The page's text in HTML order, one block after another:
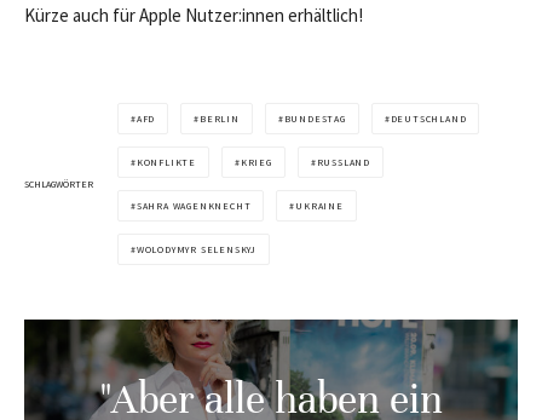
Kürze auch für Apple Nutzer:innen erhältlich!
SCHLAGWÖRTER
AFD BERLIN BUNDESTAG DEUTSCHLAND
KONFLIKTE KRIEG RUSSLAND
SAHRA WAGENKNECHT UKRAINE
WOLODYMYR SELENSKYJ
"Aber alle haben ein